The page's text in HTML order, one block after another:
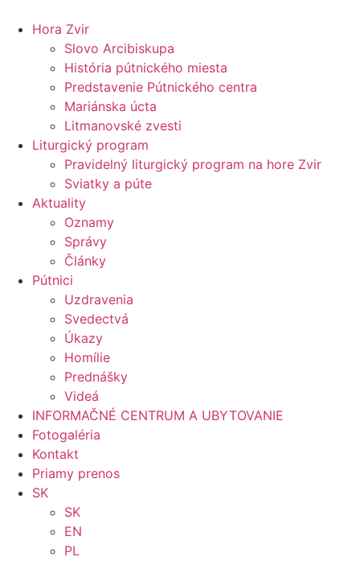
Hora Zvir
Slovo Arcibiskupa
História pútnického miesta
Predstavenie Pútnického centra
Mariánska úcta
Litmanovské zvesti
Liturgický program
Pravidelný liturgický program na hore Zvir
Sviatky a púte
Aktuality
Oznamy
Správy
Články
Pútnici
Uzdravenia
Svedectvá
Úkazy
Homílie
Prednášky
Videá
INFORMAČNÉ CENTRUM A UBYTOVANIE
Fotogaléria
Kontakt
Priamy prenos
SK
SK
EN
PL